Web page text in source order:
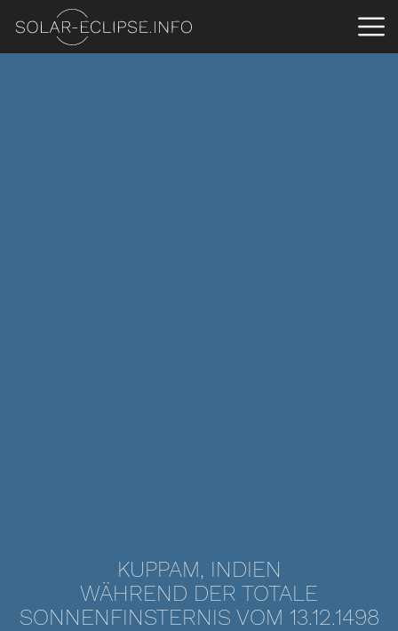
KUPPAM, INDIEN
WÄHREND DER TOTALE
SONNENFINSTERNIS VOM 13.12.1498